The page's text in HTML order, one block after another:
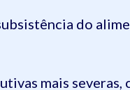
do
mais